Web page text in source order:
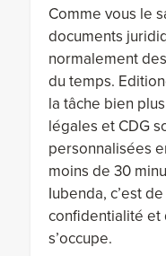
Comme vous le
documents
normalement
du temps.
la tâche bien
légales et CDG
personnalisées
moins de 30
Iubenda, c’est
confidentialité et
s’occupe.